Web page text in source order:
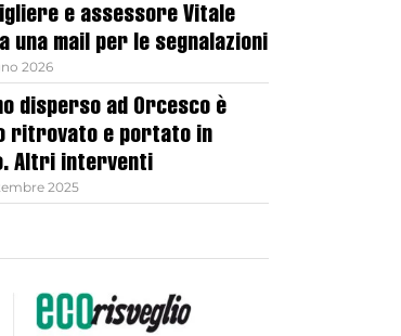
e assessore Vitale
una mail per le segnalazioni
2026
disperso ad Orcesco è
ritrovato e portato in
Altri interventi
2025